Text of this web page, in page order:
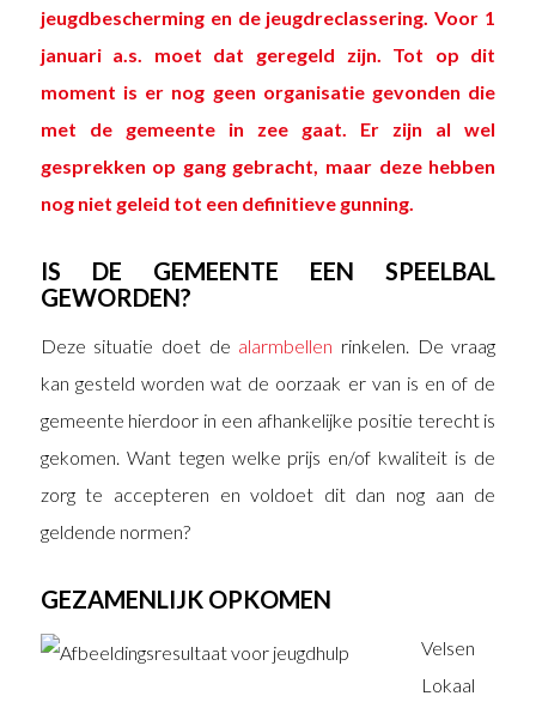
jeugdbescherming en de jeugdreclassering. Voor 1
januari a.s. moet dat geregeld zijn. Tot op dit
moment is er nog geen organisatie gevonden die
met de gemeente in zee gaat. Er zijn al wel
gesprekken op gang gebracht, maar deze hebben
nog niet geleid tot een definitieve gunning.
IS DE GEMEENTE EEN SPEELBAL
GEWORDEN?
Deze situatie doet de alarmbellen rinkelen. De vraag
kan gesteld worden wat de oorzaak er van is en of de
gemeente hierdoor in een afhankelijke positie terecht is
gekomen. Want tegen welke prijs en/of kwaliteit is de
zorg te accepteren en voldoet dit dan nog aan de
geldende normen?
GEZAMENLIJK OPKOMEN
Velsen
Lokaal